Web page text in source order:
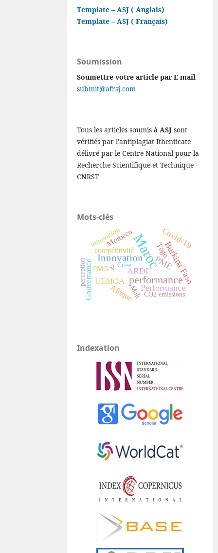
Template – ASJ ( Anglais)
Template – ASJ ( Français)
Soumission
Soumettre votre article par E-mail
submit@afrsj.com
Tous les articles soumis à ASJ sont
vérifiés par l'antiplagiat Ithenticate
délivré par le Centre National pour la
Recherche Scientifique et Technique -
CNRST
Mots-clés
Maroc
performance
Innovation
Performance
Burkina Faso
ARDL PME
Covid-19
UEMOA
Afrique
compétitivité
Gouvernance
Morocco
innovation
Togo
V
Mali
PMG
CO2 emissions
perception Crise
Indexation